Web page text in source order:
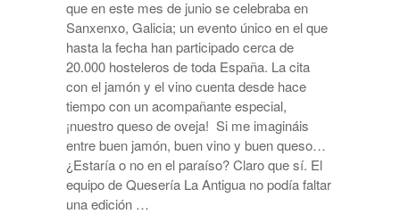
que en este mes de junio se celebraba en
Sanxenxo, Galicia; un evento único en el que
hasta la fecha han participado cerca de
20.000 hosteleros de toda España. La cita
con el jamón y el vino cuenta desde hace
tiempo con un acompañante especial,
¡nuestro queso de oveja! Si me imagináis
entre buen jamón, buen vino y buen queso…
¿Estaría o no en el paraíso? Claro que sí. El
equipo de Quesería La Antigua no podía faltar
una edición …